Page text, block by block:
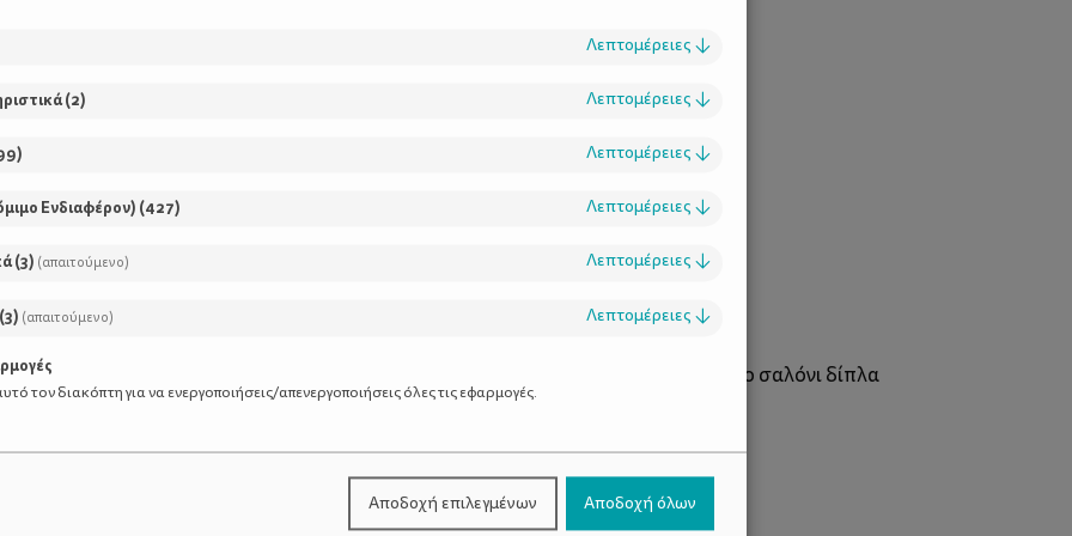
τελείωσε κι εμείς ικανοποιημένοι πια από το αποτέλεσμα ξεκουραστήκαμε στο σαλόνι δίπλα
δέντρο με τα λαμπάκια του.
Λεπτομέρειες ↓
(2) Λεπτομέρειες ↓
) Λεπτομέρειες ↓
Ενδιαφέρον) (427) Λεπτομέρειες ↓
(3) (απαιτούμενο) Λεπτομέρειες ↓
(3) (απαιτούμενο) Λεπτομέρειες ↓
τον διακόπτη για να ενεργοποιήσεις/απενεργοποιήσεις όλες τις εφαρμογές.
Αποδοχή επιλεγμένων Αποδοχή όλων